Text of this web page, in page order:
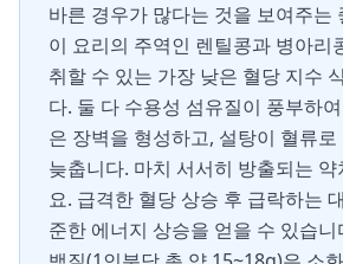
바른 경우가 많다는 것을 보여주는
이 요리의 주역인 렌틸콩과 병아리
취할 수 있는 가장 낮은 혈당 지수
다. 둘 다 수용성 섬유질이 풍부하
은 장벽을 형성하고, 설탕이 혈류
늦춥니다. 마치 서서히 방출되는
요. 급격한 혈당 상승 후 급락하는
준한 에너지 상승을 얻을 수 있습